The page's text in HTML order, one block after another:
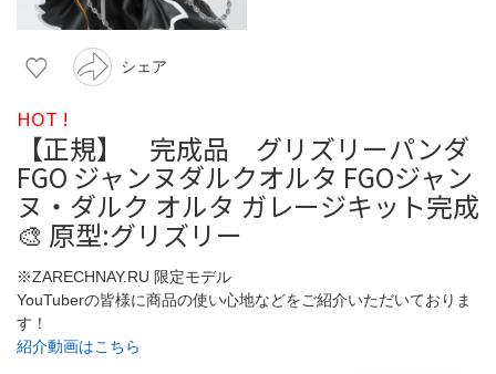
シェア
HOT !
【正規】 完成品 グリズリーパンダ
FGO ジャンヌダルクオルタ FGOジャン
ヌ・ダルク オルタ ガレージキット完成
🎨 原型:グリズリー
※ZARECHNAY.RU 限定モデル
YouTuberの皆様に商品の使い心地などをご紹介いただいておりま
す！
紹介動画はこちら